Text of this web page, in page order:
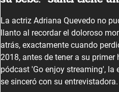
La actriz Adriana Quevedo no
llanto al recordar el doloroso
atrás, exactamente cuando
2018, antes de tener a su primer
pódcast 'Go enjoy streaming', la
se sinceró con su entrevistadora.